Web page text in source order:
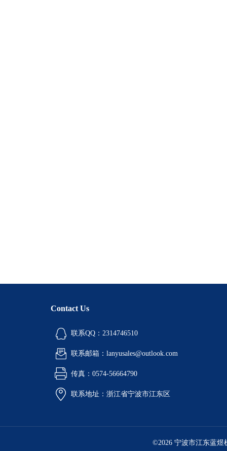
Contact Us
联系QQ：2314746510
联系邮箱：lanyusales@outlook.com
传真：0574-56664790
联系地址：浙江省宁波市江东区
©2026 宁波市江东蓝